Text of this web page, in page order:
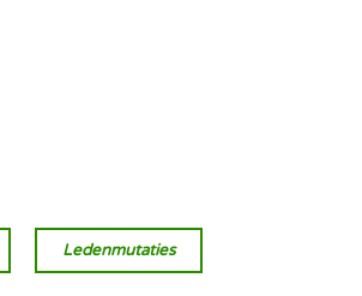
Ledenmutaties